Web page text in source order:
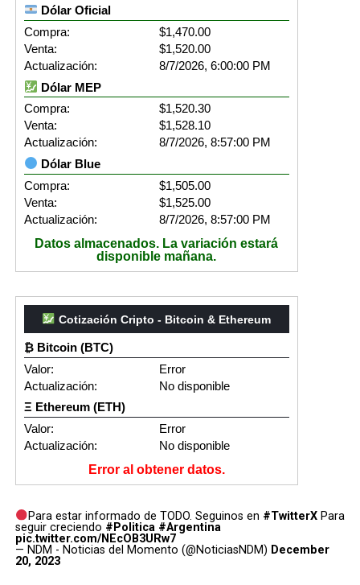
Dólar Oficial
Compra:
$1,470.00
Venta:
$1,520.00
Actualización:
8/7/2026, 6:00:00 PM
Dólar MEP
Compra:
$1,520.30
Venta:
$1,528.10
Actualización:
8/7/2026, 8:57:00 PM
Dólar Blue
Compra:
$1,505.00
Venta:
$1,525.00
Actualización:
8/7/2026, 8:57:00 PM
Datos almacenados. La variación estará
disponible mañana.
Cotización Cripto - Bitcoin & Ethereum
₿ Bitcoin (BTC)
Valor:
Error
Actualización:
No disponible
Ξ Ethereum (ETH)
Valor:
Error
Actualización:
No disponible
Error al obtener datos.
Para estar informado de TODO. Seguinos en #TwitterX Para
seguir creciendo #Politica #Argentina
pic.twitter.com/NEcOB3URw7
— NDM - Noticias del Momento (@NoticiasNDM) December
20, 2023